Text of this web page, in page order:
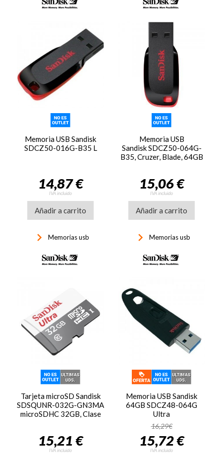
Memoria USB Sandisk
SDCZ50-016G-B35 L
14,87 €
IVA incluido
Añadir a carrito
keyboard_arrow_right Memorias usb
Memoria USB
Sandisk SDCZ50-064G-
B35, Cruzer, Blade, 64GB
15,06 €
IVA incluido
Añadir a carrito
keyboard_arrow_right Memorias usb
Tarjeta microSD Sandisk
SDSQUNR-032G-GN3MA
microSDHC 32GB, Clase
15,21 €
IVA incluido
Memoria USB Sandisk
64GB SDCZ48-064G
Ultra
16,29€
15,72 €
IVA incluido